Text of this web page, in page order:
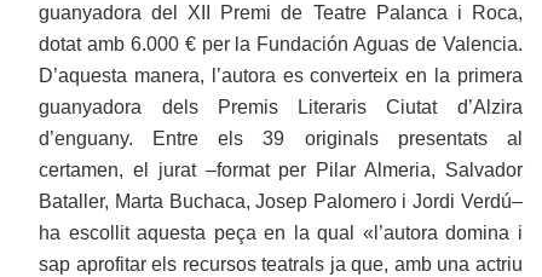
guanyadora del XII Premi de Teatre Palanca i Roca,
dotat amb 6.000 € per la Fundación Aguas de Valencia.
D’aquesta manera, l’autora es converteix en la primera
guanyadora dels Premis Literaris Ciutat d’Alzira
d’enguany. Entre els 39 originals presentats al
certamen, el jurat ‒format per Pilar Almeria, Salvador
Bataller, Marta Buchaca, Josep Palomero i Jordi Verdú‒
ha escollit aquesta peça en la qual «l’autora domina i
sap aprofitar els recursos teatrals ja que, amb una actriu